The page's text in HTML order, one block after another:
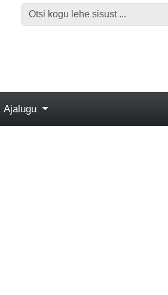
Ajalugu